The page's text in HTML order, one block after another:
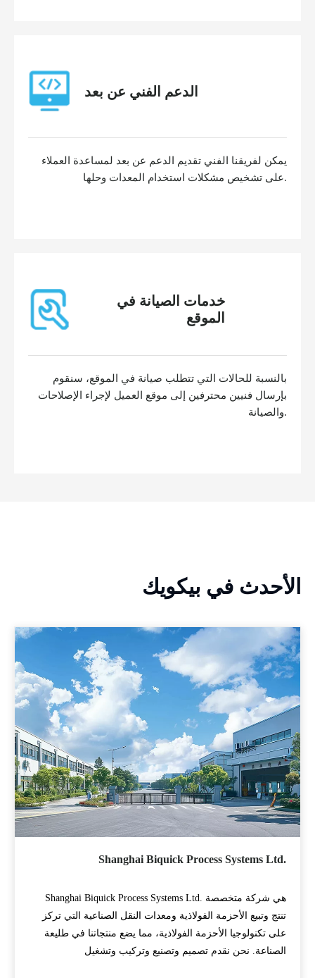
الدعم الفني عن بعد
يمكن لفريقنا الفني تقديم الدعم عن بعد لمساعدة العملاء
على تشخيص مشكلات استخدام المعدات وحلها.
خدمات الصيانة في
الموقع
بالنسبة للحالات التي تتطلب صيانة في الموقع، سنقوم
بإرسال فنيين محترفين إلى موقع العميل لإجراء الإصلاحات
والصيانة.
الأحدث في بيكويك
Shanghai Biquick Process Systems Ltd.
Shanghai Biquick Process Systems Ltd. هي شركة متخصصة
تنتج وتبيع الأحزمة الفولاذية ومعدات النقل الصناعية التي تركز
على تكنولوجيا الأحزمة الفولاذية، مما يضع منتجاتنا في طليعة
الصناعة. نحن نقدم تصميم وتصنيع وتركيب وتشغيل